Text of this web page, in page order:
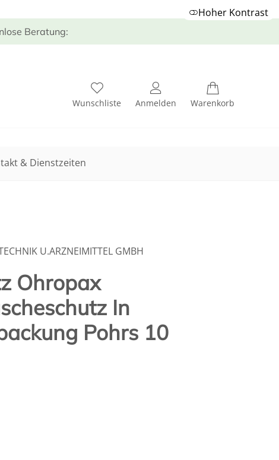
Beratung:
Hoher Kontrast
Wunschliste Anmelden Warenkorb
& Dienstzeiten
U.ARZNEIMITTEL GMBH
Ohropax
In
Pohrs 10